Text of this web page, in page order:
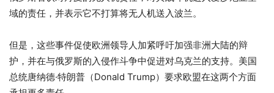
域的责任，并表示它不打算将无人机送入波兰。
但是，这些事件促使欧洲领导人加紧呼吁加强非洲大陆的辩
护，并在与俄罗斯的入侵作斗争中促进对乌克兰的支持。美国
总统唐纳德·特朗普（Donald Trump）要求欧盟在这两个方面